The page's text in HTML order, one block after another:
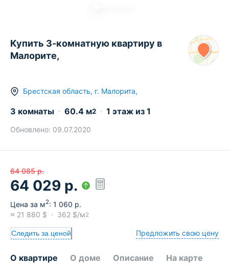
Купить 3-комнатную квартиру в
Малорите,
Брестская область, г. Малорита,
3 комнаты 60.4 м2 1 этаж из 1
Обновлено: 09.07.2020
64 085 р.
64 029 р.
Цена за м2: 1 060 р.
≈ 21 880 $ 362 $/м2
Следить за ценой Предложить свою цену
О квартире О доме Описание На карте